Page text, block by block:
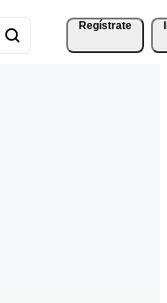
Regístrate